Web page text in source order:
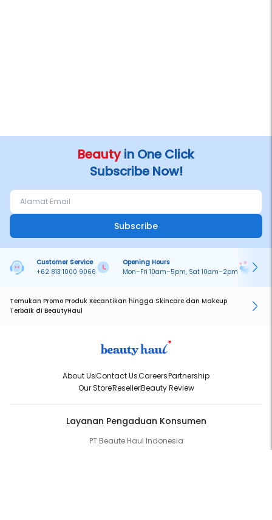
Beautyin One Click
Subscribe Now!
Subscribe
Customer Service
+62 813 1000 9066
Opening Hours
Mon–Fri 10am–5pm, Sat 10am–2pm
Temukan Promo Produk Kecantikan hingga Skincare dan Makeup
Terbaik di BeautyHaul
About UsContact UsCareersPartnership
Our StoreResellerBeauty Review
Layanan Pengaduan Konsumen
PT Beaute Haul Indonesia